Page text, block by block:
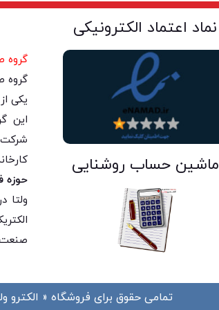
نماد اعتماد الکترونیکی
ماشین حساب روشنایی
گروه
یکی
این
شرکت
حوزه
ولتا
صنعت
تمامی حقوق برای فروشگاه « الکترو